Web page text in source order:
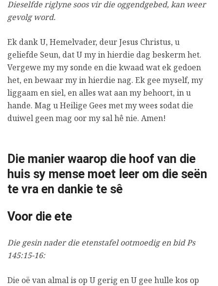
Dieselfde riglyne soos vir die oggendgebed, kan weer
gevolg word.
Ek dank U, Hemelvader, deur Jesus Christus, u
geliefde Seun, dat U my in hierdie dag beskerm het.
Vergewe my my sonde en die kwaad wat ek gedoen
het, en bewaar my in hierdie nag. Ek gee myself, my
liggaam en siel, en alles wat aan my behoort, in u
hande. Mag u Heilige Gees met my wees sodat die
duiwel geen mag oor my sal hê nie. Amen!
Die manier waarop die hoof van die
huis sy mense moet leer om die seën
te vra en dankie te sê
Voor die ete
Die gesin nader die etenstafel ootmoedig en bid Ps
145:15-16:
Die oë van almal is op U gerig en U gee hulle kos op